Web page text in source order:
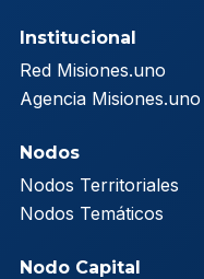
Institucional
Red Misiones.uno
Agencia Misiones.uno
Nodos
Nodos Territoriales
Nodos Temáticos
Nodo Capital